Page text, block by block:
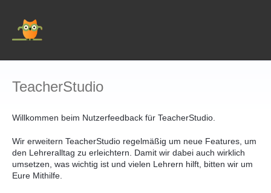
Inhalt
springen
TeacherStudio
Willkommen beim Nutzerfeedback für TeacherStudio.
Wir erweitern TeacherStudio regelmäßig um neue Features, um
den Lehreralltag zu erleichtern. Damit wir dabei auch wirklich
umsetzen, was wichtig ist und vielen Lehrern hilft, bitten wir um
Eure Mithilfe.